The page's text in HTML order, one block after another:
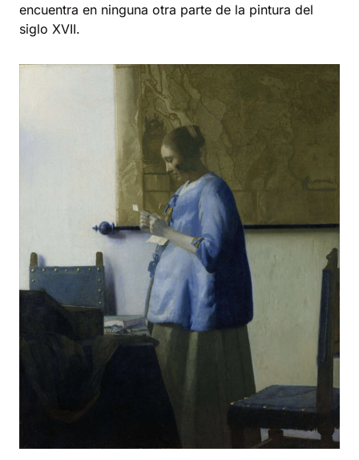
encuentra en ninguna otra parte de la pintura del
siglo XVII.